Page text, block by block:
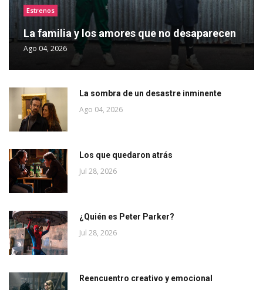
Estrenos
La familia y los amores que no desaparecen
Ago 04, 2026
La sombra de un desastre inminente
Ago 04, 2026
Los que quedaron atrás
Jul 28, 2026
¿Quién es Peter Parker?
Jul 28, 2026
Reencuentro creativo y emocional